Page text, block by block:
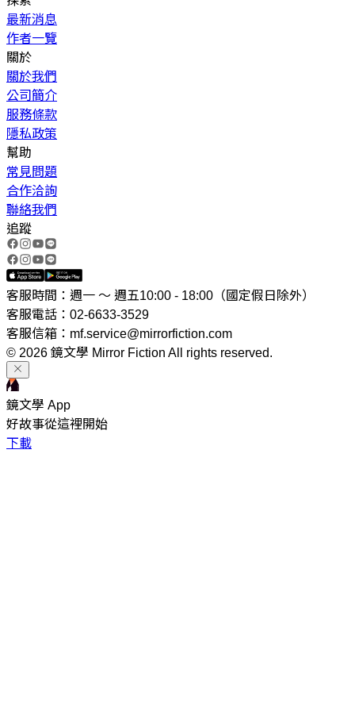
最新消息
作者一覽
關於
關於我們
公司簡介
服務條款
隱私政策
幫助
常見問題
合作洽詢
聯絡我們
追蹤
客服時間：週一 ～ 週五10:00 - 18:00（國定假日除外）
客服電話：02-6633-3529
客服信箱：mf.service@mirrorfiction.com
© 2026 鏡文學 Mirror Fiction All rights reserved.
鏡文學 App
好故事從這裡開始
下載